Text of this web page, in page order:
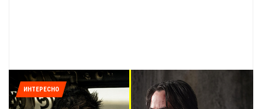
ИНТЕРЕСНО